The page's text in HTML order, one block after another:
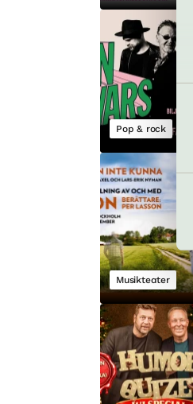
Pop & rock
Musikteater